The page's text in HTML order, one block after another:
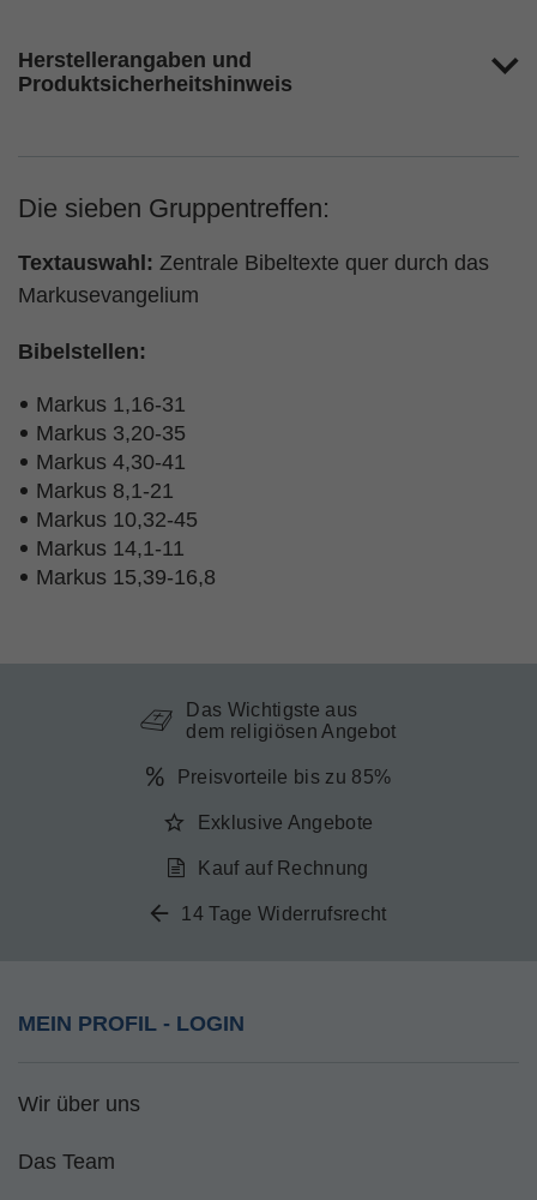
Herstellerangaben und
Produktsicherheitshinweis
Die sieben Gruppentreffen:
Textauswahl: Zentrale Bibeltexte quer durch das
Markusevangelium
Bibelstellen:
Markus 1,16-31
Markus 3,20-35
Markus 4,30-41
Markus 8,1-21
Markus 10,32-45
Markus 14,1-11
Markus 15,39-16,8
Das Wichtigste aus
dem religiösen Angebot
Preisvorteile bis zu 85%
Exklusive Angebote
Kauf auf Rechnung
14 Tage Widerrufsrecht
MEIN PROFIL - LOGIN
Wir über uns
Das Team